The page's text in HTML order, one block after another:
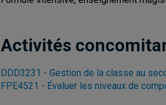
Activités
DDD3231 - Gestion de la classe au
FPE4521 - Évaluer les niveaux de